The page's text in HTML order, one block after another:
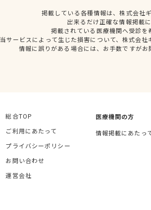
掲載している各種情報は、株式会社
出来るだけ正確な情報掲載
掲載されている医療機関へ受診
当サービスによって生じた損害について、株式会
情報に誤りがある場合には、お手数ですが
総合TOP
ご利用にあたって
プライバシーポリシー
お問い合わせ
運営会社
医療機関の方
情報掲載にあたっ